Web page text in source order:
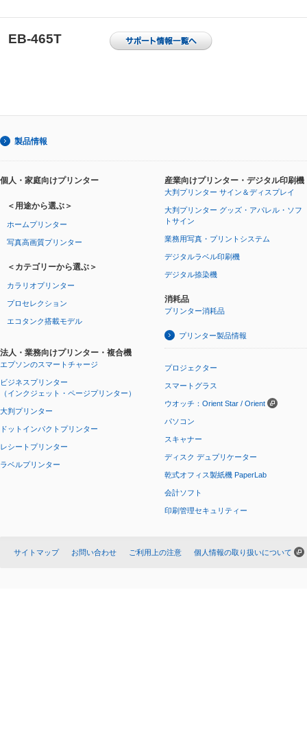
EB-465T
製品情報
個人・家庭向けプリンター
＜用途から選ぶ＞
ホームプリンター
写真高画質プリンター
＜カテゴリーから選ぶ＞
カラリオプリンター
プロセレクション
エコタンク搭載モデル
法人・業務向けプリンター・複合機
エプソンのスマートチャージ
ビジネスプリンター
（インクジェット・ページプリンター）
大判プリンター
ドットインパクトプリンター
レシートプリンター
ラベルプリンター
産業向けプリンター・デジタル印刷機
大判プリンター サイン＆ディスプレイ
大判プリンター グッズ・アパレル・ソフ
トサイン
業務用写真・プリントシステム
デジタルラベル印刷機
デジタル捺染機
消耗品
プリンター消耗品
プリンター製品情報
プロジェクター
スマートグラス
ウオッチ：Orient Star / Orient
パソコン
スキャナー
ディスク デュプリケーター
乾式オフィス製紙機 PaperLab
会計ソフト
印刷管理セキュリティー
サイトマップ お問い合わせ ご利用上の注意 個人情報の取り扱いについて